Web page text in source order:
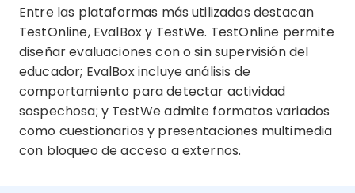
Entre las plataformas más utilizadas destacan
TestOnline, EvalBox y TestWe. TestOnline permite
diseñar evaluaciones con o sin supervisión del
educador; EvalBox incluye análisis de
comportamiento para detectar actividad
sospechosa; y TestWe admite formatos variados
como cuestionarios y presentaciones multimedia
con bloqueo de acceso a externos.